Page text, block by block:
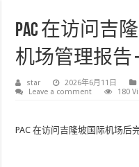
PAC 在访问吉
机场管理报告 –
star 2026年6月11日
Leave a comment
180
PAC 在访问吉隆坡国际机场后